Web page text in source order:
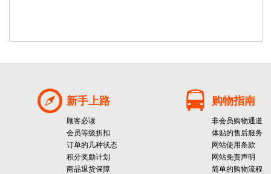
新手上路
顾客必读
会员等级折扣
订单的几种状态
积分奖励计划
商品退货保障
购物指南
非会员购物通道
体贴的售后服务
网站使用条款
网站免责声明
简单的购物流程